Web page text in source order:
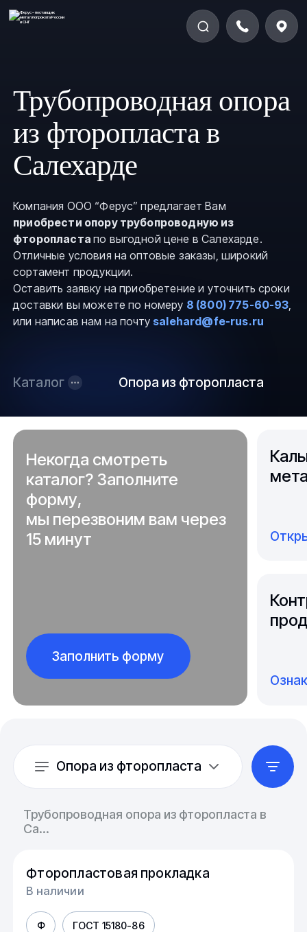
Трубопроводная опора
из фторопласта в
Салехарде
Компания ООО “Ферус” предлагает Вам
приобрести опору трубопроводную из
фторопластапо выгодной цене в Салехарде.
Отличные условия на оптовые заказы, широкий
сортамент продукции.
Оставить заявку на приобретение и уточнить сроки
доставки вы можете по номеру 8 (800) 775-60-93,
или написав нам на почту salehard@fe-rus.ru
Каталог Опора из фторопласта
Некогда смотреть
каталог? Заполните
форму,
мы перезвоним вам через
15 минут
Заполнить форму
Опора из фторопласта
Трубопроводная опора из фторопласта в
Са...
Фторопластовая прокладка
В наличии
Ф ГОСТ 15180-86